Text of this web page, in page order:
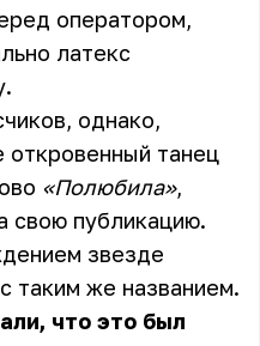
оператором,
латекс
однако,
откровенный танец
«Полюбила»,
свою публикацию.
звезде
таким же названием.
что это был